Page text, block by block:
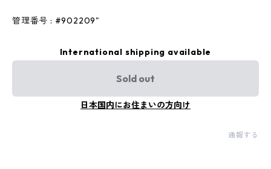
管理番号 : #902209"
International shipping available
Sold out
日本国内にお住まいの方向け
通報する